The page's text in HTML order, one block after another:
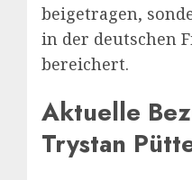
beigetragen,
in der deutschen
bereichert.
Aktuelle
Trystan